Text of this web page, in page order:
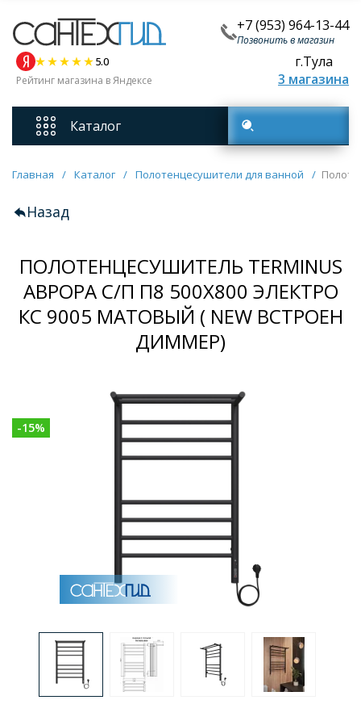
+7 (953) 964-13-44
Позвонить в магазин
5.0
Рейтинг магазина в Яндексе
г.Тула
3 магазина
Каталог
Смесители
Унитазы
Мебель для ванных комнат
Ванны
Раковины
Душевые кабины
Полотенцесушители
Аксессуары для ванных комнат
Зеркала
Душевые поддоны
Душевые уголки и ограждения
Главная / Каталог / Полотенцесушители для ванной /
Назад
ПОЛОТЕНЦЕСУШИТЕЛЬ TERMINUS
АВРОРА С/П П8 500Х800 ЭЛЕКТРО
КС 9005 МАТОВЫЙ ( NEW ВСТРОЕН
ДИММЕР)
-15%